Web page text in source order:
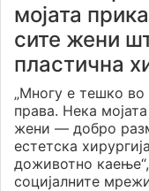
мојата
сите жени
пластична
„Многу е тешко
права. Нека
жени — добро
естетска
доживотно
социјалните